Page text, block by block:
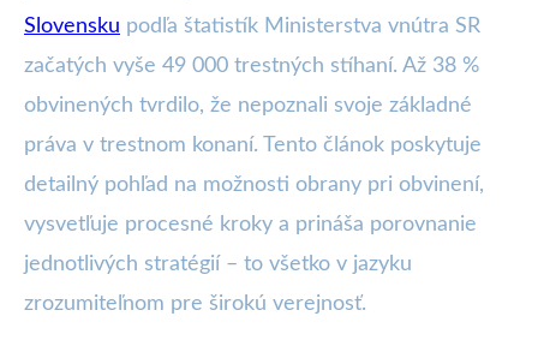
Slovensku podľa štatistík Ministerstva vnútra SR
začatých vyše 49 000 trestných stíhaní. Až 38 %
obvinených tvrdilo, že nepoznali svoje základné
práva v trestnom konaní. Tento článok poskytuje
detailný pohľad na možnosti obrany pri obvinení,
vysvetľuje procesné kroky a prináša porovnanie
jednotlivých stratégií – to všetko v jazyku
zrozumiteľnom pre širokú verejnosť.